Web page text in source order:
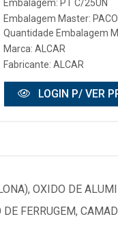
Embalagem: PT C/25UN
Embalagem Master:
Quantidade Embalagem
Marca: ALCAR
Fabricante: ALCAR
LOGIN P/ VER
OXIDO DE
FERRUGEM,